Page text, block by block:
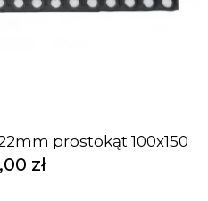
prostokąt 100x150
zł